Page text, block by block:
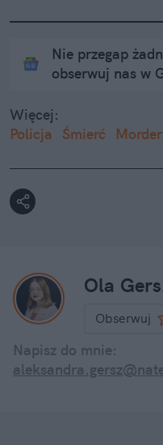
Nie przegap
obserwuj nas w
Więcej:
Policja
Śmierć
Ola
Obserwuj
Napisz do mnie: